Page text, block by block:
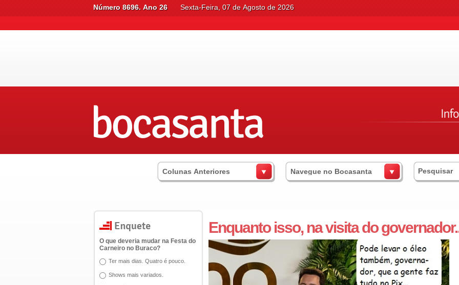
Número 8696. Ano 26 Sexta-Feira, 07 de Agosto de 2026
Colunas Anteriores Navegue no Bocasanta
O que deveria mudar na Festa do
Carneiro no Buraco?
Ter mais dias. Quatro é pouco.
Shows mais variados.
Enquanto isso, na visita do